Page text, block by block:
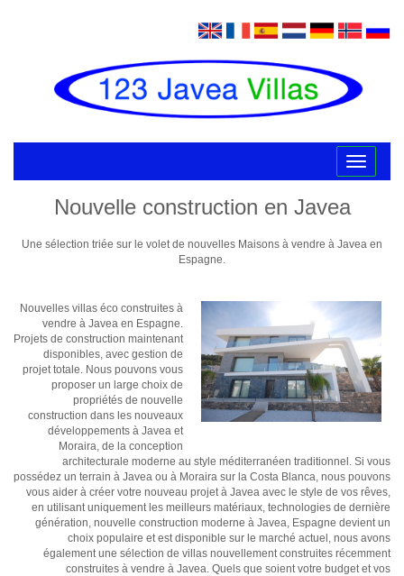
Toggle
Nouvelle construction en Javea
Une sélection triée sur le volet de nouvelles Maisons à vendre à Javea en
Espagne.
Nouvelles villas éco construites à
vendre à Javea en Espagne.
Projets de construction maintenant
disponibles, avec gestion de
projet totale. Nous pouvons vous
proposer un large choix de
propriétés de nouvelle
construction dans les nouveaux
développements à Javea et
Moraira, de la conception
architecturale moderne au style méditerranéen traditionnel. Si vous
possédez un terrain à Javea ou à Moraira sur la Costa Blanca, nous pouvons
vous aider à créer votre nouveau projet à Javea avec le style de vos rêves,
en utilisant uniquement les meilleurs matériaux, technologies de dernière
génération, nouvelle construction moderne à Javea, Espagne devient un
choix populaire et est disponible sur le marché actuel, nous avons
également une sélection de villas nouvellement construites récemment
construites à vendre à Javea. Quels que soient votre budget et vos